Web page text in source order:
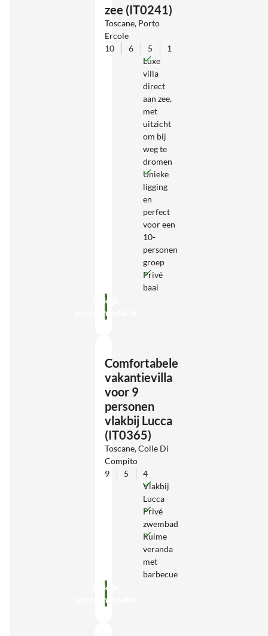
zee (IT0241)
Toscane, Porto
Ercole
10
6 5
1
Luxe
villa
direct
aan zee,
met
uitzicht
om bij
weg te
dromen
Unieke
ligging
en
perfect
voor een
10-
personen
groep
Privé
baai
Bekijk
accommodatie
Comfortabele
vakantievilla
voor 9
personen
vlakbij Lucca
(IT0365)
Toscane, Colle Di
Compito
9
5
4
Vlakbij
Lucca
Privé
zwembad
Ruime
veranda
met
barbecue
Bekijk
accommodatie